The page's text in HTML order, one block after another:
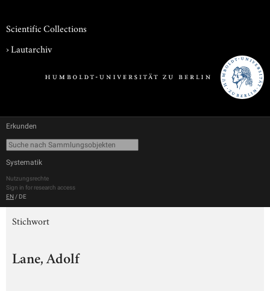
Scientific Collections
›Lautarchiv
Erkunden
Systematik
Nutzungsrechte
Sign in for research access
EN / DE
Stichwort
Lane, Adolf